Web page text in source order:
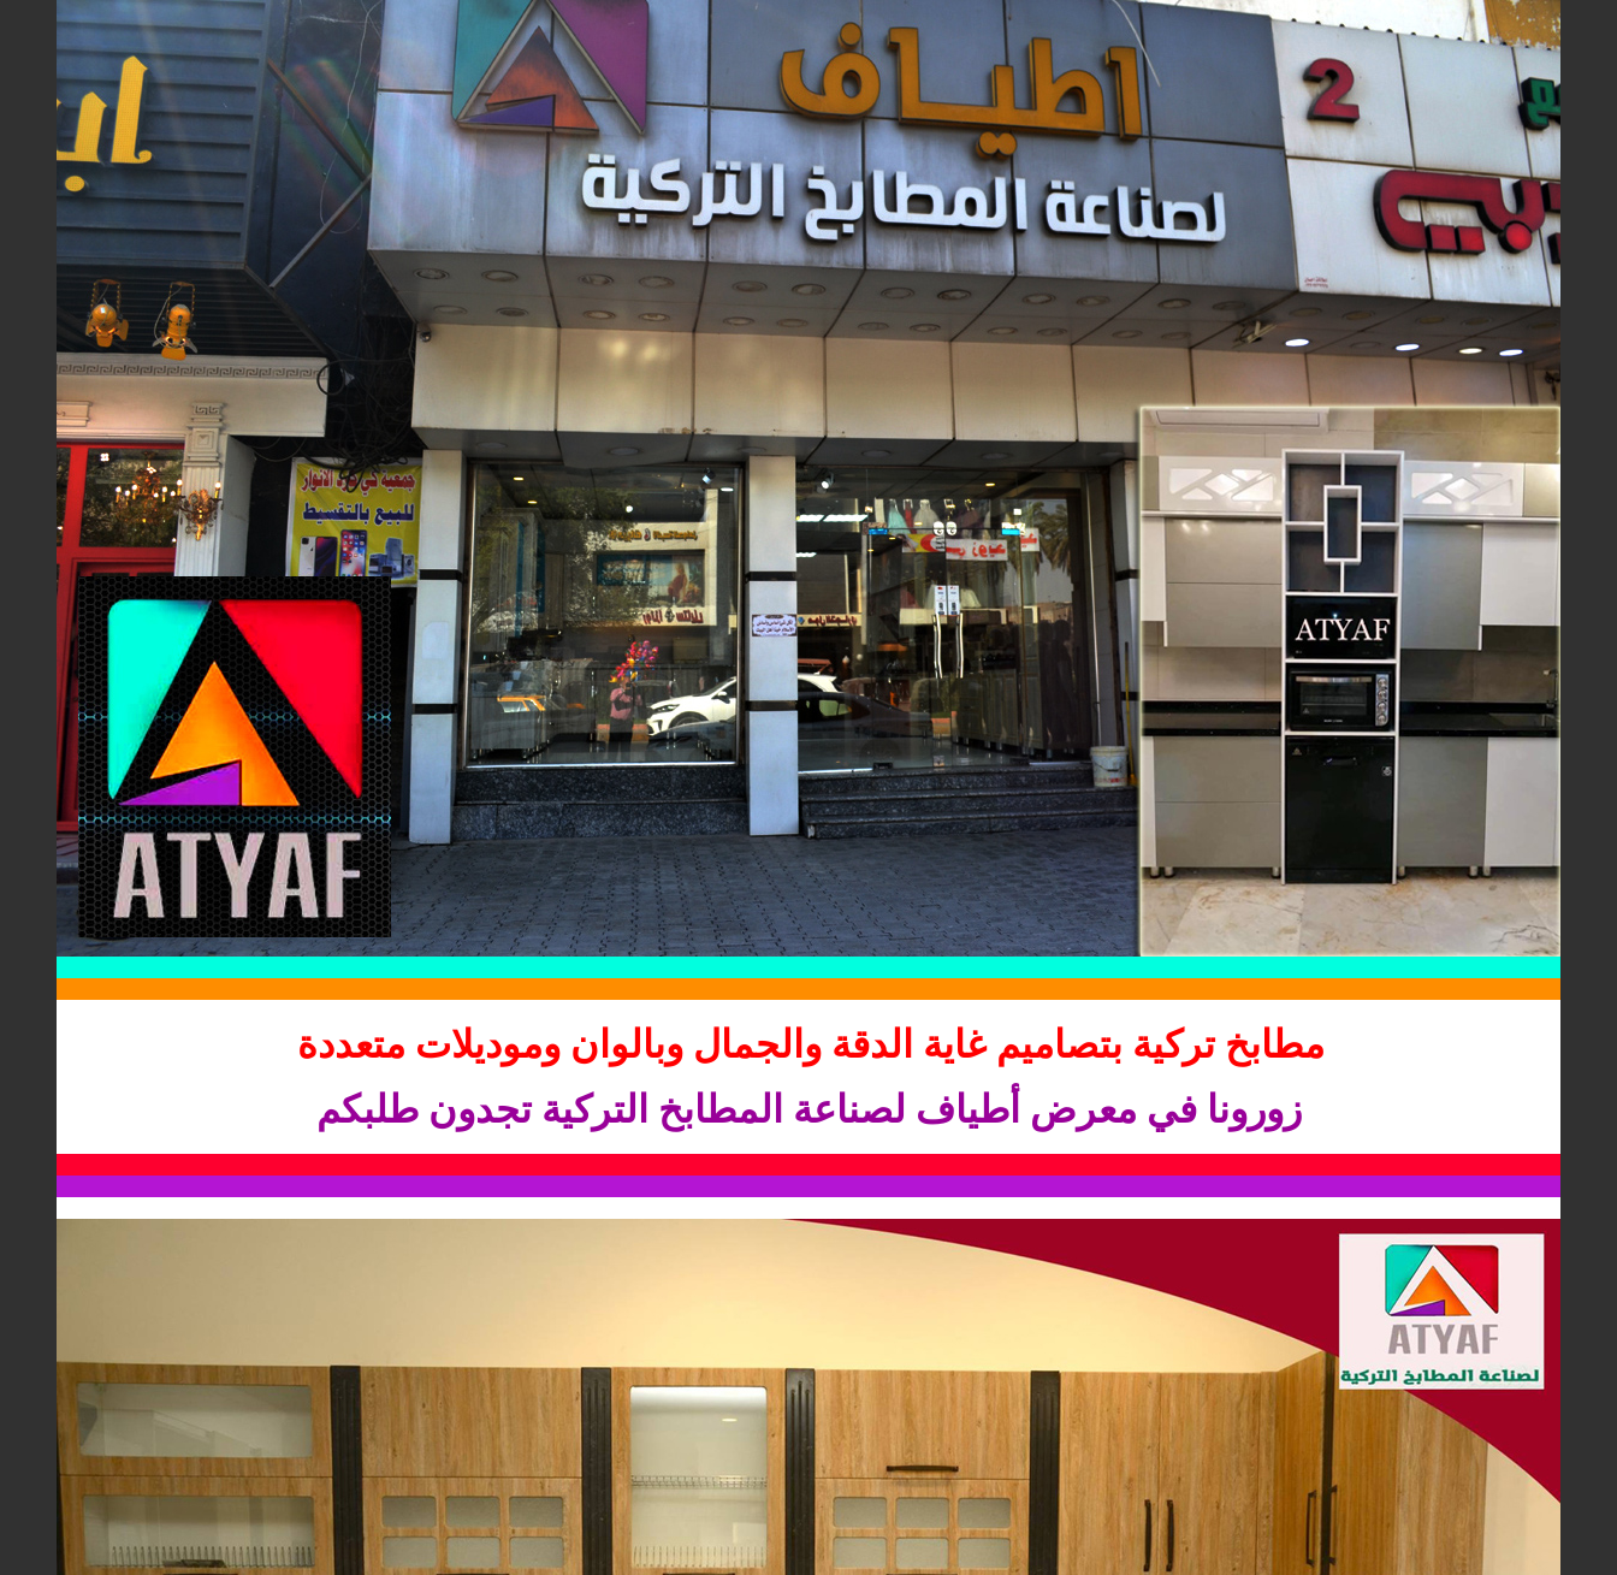
مطابخ تركية بتصاميم غاية الدقة والجمال وبالوان وموديلات متعددة
زورونا في معرض أطياف لصناعة المطابخ التركية تجدون طلبكم